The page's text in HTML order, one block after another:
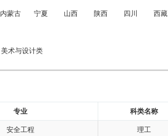
内蒙古 宁夏 山西 陕西 四川 西藏
美术与设计类
专业 科类名称
安全工程 理工